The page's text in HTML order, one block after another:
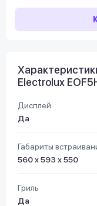
Electrolux
Дисплей
Да
Габариты
560 х 593 х 550
Гриль
Да